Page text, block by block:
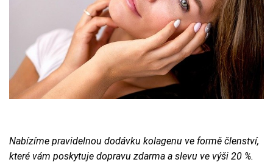
Nabízíme pravidelnou dodávku kolagenu ve formě členství,
které vám poskytuje dopravu zdarma a slevu ve výši 20 %.